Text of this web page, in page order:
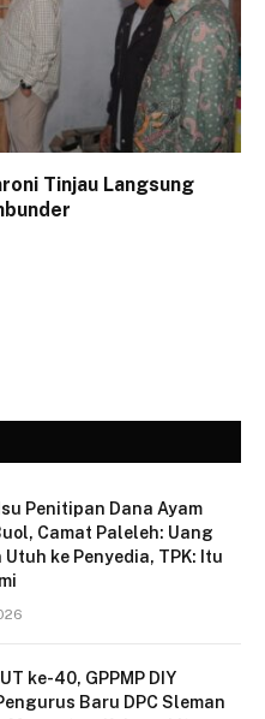
Tinjau Langsung
Penitipan Dana Ayam
Camat Paleleh: Uang
ke Penyedia, TPK: Itu
ke-40, GPPMP DIY
Baru DPC Sleman